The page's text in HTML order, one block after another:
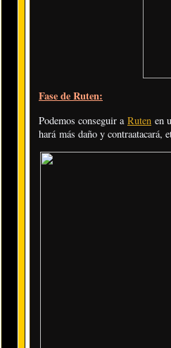
Fase de Ruten:
Podemos conseguir a Ruten en
hará más daño y